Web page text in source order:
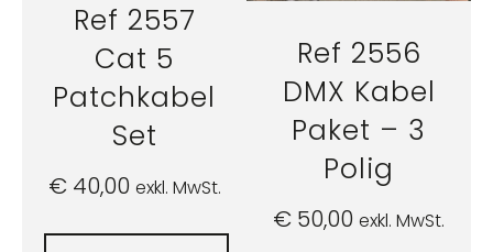
Ref 2557
Cat 5
Patchkabel
Set
€40,00 exkl. MwSt.
Ref 2556
DMX Kabel
Paket – 3
Polig
€ 50,00 exkl. MwSt.